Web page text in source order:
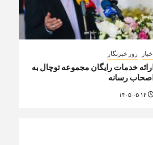
اخبار روز خبرنگار
خدمات رایگان مجموعه توچال به
رسانه
۱۴۰۵-۰۵-۱۴